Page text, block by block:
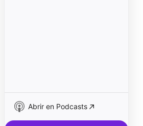
Abrir en Podcasts